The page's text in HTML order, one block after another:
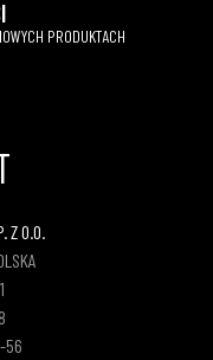
PRODUKTACH
Z O.O.
56